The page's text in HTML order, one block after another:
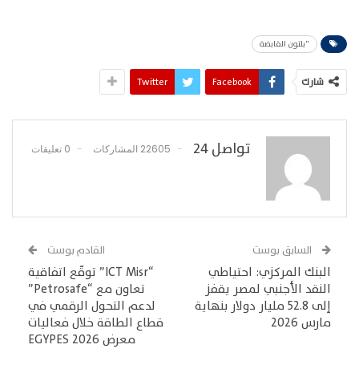
"بلتون القابضة
شارك Facebook
Twitter
تواصل 24 22605 المشاركات 0 تعليقات
السابق بوست
البنك المركزي: احتياطي
النقد الأجنبي لمصر يقفز
إلى 52.8 مليار دولار بنهاية
مارس 2026
القادم بوست
“ICT Misr” توقّع اتفاقية
تعاون مع “Petrosafe”
لدعم التحول الرقمي في
قطاع الطاقة خلال فعاليات
معرض EGYPES 2026